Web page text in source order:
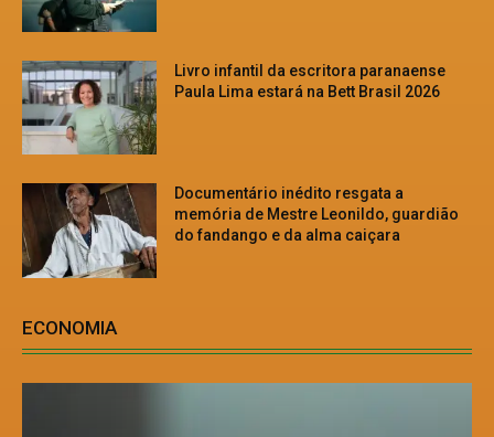
Livro infantil da escritora paranaense
Paula Lima estará na Bett Brasil 2026
Documentário inédito resgata a
memória de Mestre Leonildo, guardião
do fandango e da alma caiçara
ECONOMIA